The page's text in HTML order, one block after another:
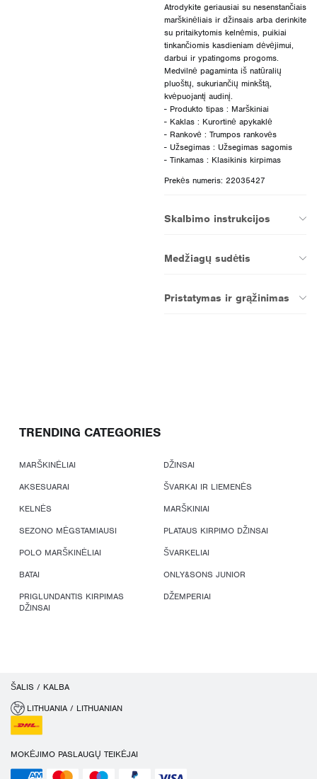
Atrodykite geriausiai su nesenstančiais
marškinėliais ir džinsais arba derinkite
su pritaikytomis kelnėmis, puikiai
tinkančiomis kasdieniam dėvėjimui,
darbui ir ypatingoms progoms.
Medvilnė pagaminta iš natūralių
pluoštų, sukuriančių minkštą,
kvėpuojantį audinį.
- Produkto tipas : Marškiniai
- Kaklas : Kurortinė apykaklė
- Rankovė : Trumpos rankovės
- Užsegimas : Užsegimas sagomis
- Tinkamas : Klasikinis kirpimas
Prekės numeris: 22035427
Skalbimo instrukcijos
Medžiagų sudėtis
Pristatymas ir grąžinimas
TRENDING CATEGORIES
MARŠKINĖLIAI
DŽINSAI
AKSESUARAI
ŠVARKAI IR LIEMENĖS
KELNĖS
MARŠKINIAI
SEZONO MĖGSTAMIAUSI
PLATAUS KIRPIMO DŽINSAI
POLO MARŠKINĖLIAI
ŠVARKELIAI
BATAI
ONLY&SONS JUNIOR
PRIGLUNDANTIS KIRPIMAS
DŽINSAI
DŽEMPERIAI
ŠALIS / KALBA
LITHUANIA / LITHUANIAN
MOKĖJIMO PASLAUGŲ TEIKĖJAI